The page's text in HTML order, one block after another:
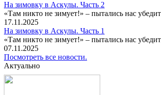
На зимовку в Аскулы. Часть 2
«Там никто не зимует!» – пытались нас
17.11.2025
На зимовку в Аскулы. Часть 1
«Там никто не зимует!» – пытались нас
07.11.2025
Посмотреть все новости.
Актуально